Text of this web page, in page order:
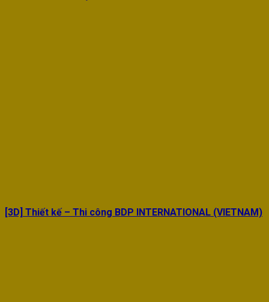
[3D] Thiết kế – Thi công BDP INTERNATIONAL (VIETNAM)